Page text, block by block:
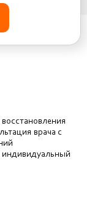
врача с
индивидуальный